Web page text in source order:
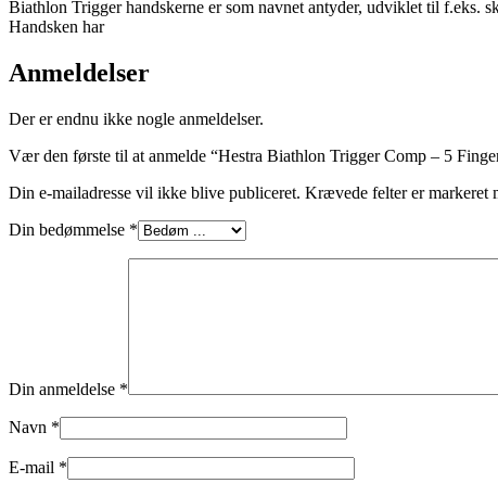
Biathlon Trigger handskerne er som navnet antyder, udviklet til f.eks.
Handsken har
Anmeldelser
Der er endnu ikke nogle anmeldelser.
Vær den første til at anmelde “Hestra Biathlon Trigger Comp – 5
Din e-mailadresse vil ikke blive publiceret. Krævede felter er markeret
Din bedømmelse *
Din anmeldelse *
Navn *
E-mail *